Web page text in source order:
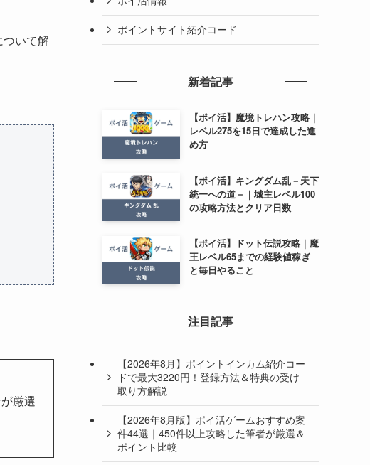
いて解
厳選
ポイントサイト紹介コード
新着記事
【ポイ活】魔境トレハン攻略｜
レベル275を15日で達成した進
め方
【ポイ活】キングダム乱－天下
統一への道－｜城主レベル100
の攻略方法とクリア日数
【ポイ活】ドット伝説攻略｜魔
王レベル65までの経験値稼ぎ
と毎日やること
注目記事
【2026年8月】ポイントインカム紹介コー
ドで最大3220円！登録方法＆特典の受け
取り方解説
【2026年8月版】ポイ活ゲームおすすめ案
件44選｜450件以上攻略した筆者が厳選＆
ポイント比較